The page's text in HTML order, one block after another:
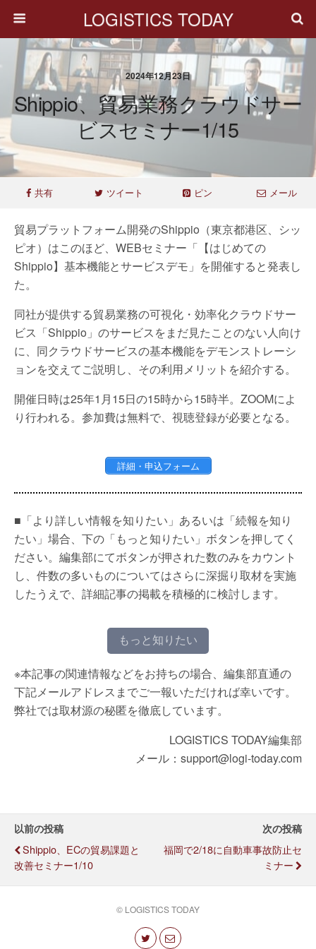
LOGISTICS TODAY
2024年12月23日
Shippio、貿易業務クラウドサー
ビスセミナー1/15
共有 ツイート ピン メール
貿易プラットフォーム開発のShippio（東京都港区、シッ
ピオ）はこのほど、WEBセミナー「【はじめての
Shippio】基本機能とサービスデモ」を開催すると発表し
た。
同社が提供する貿易業務の可視化・効率化クラウドサー
ビス「Shippio」のサービスをまだ見たことのない人向け
に、同クラウドサービスの基本機能をデモンストレーシ
ョンを交えてご説明し、その利用メリットを紹介する。
開催日時は25年1月15日の15時から15時半。ZOOMによ
り行われる。参加費は無料で、視聴登録が必要となる。
詳細・申込フォーム
■「より詳しい情報を知りたい」あるいは「続報を知り
たい」場合、下の「もっと知りたい」ボタンを押してく
ださい。編集部にてボタンが押された数のみをカウント
し、件数の多いものについてはさらに深掘り取材を実施
したうえで、詳細記事の掲載を積極的に検討します。
もっと知りたい
※本記事の関連情報などをお持ちの場合、編集部直通の
下記メールアドレスまでご一報いただければ幸いです。
弊社では取材源の秘匿を徹底しています。
LOGISTICS TODAY編集部
メール：support@logi-today.com
以前の投稿
Shippio、ECの貿易課題と
改善セミナー1/10
次の投稿
福岡で2/18に自動車事故防止セ
ミナー
© LOGISTICS TODAY